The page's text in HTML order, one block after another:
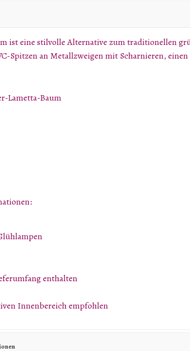
ist eine stilvolle Alternative zum traditionellen
Spitzen an Metallzweigen mit Scharnieren,
Lametta-Baum
enthalten
Innenbereich empfohlen